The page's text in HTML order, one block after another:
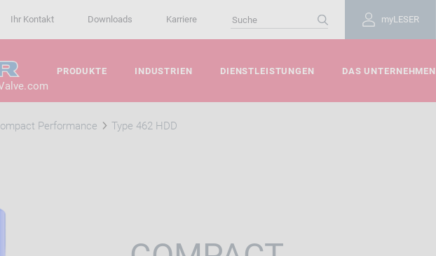
myLESER
Ihr Kontakt Downloads Karriere
PRODUKTE INDUSTRIEN DIENSTLEISTUNGEN DAS UNTERNEHMEN
Performance Type 462 HDD